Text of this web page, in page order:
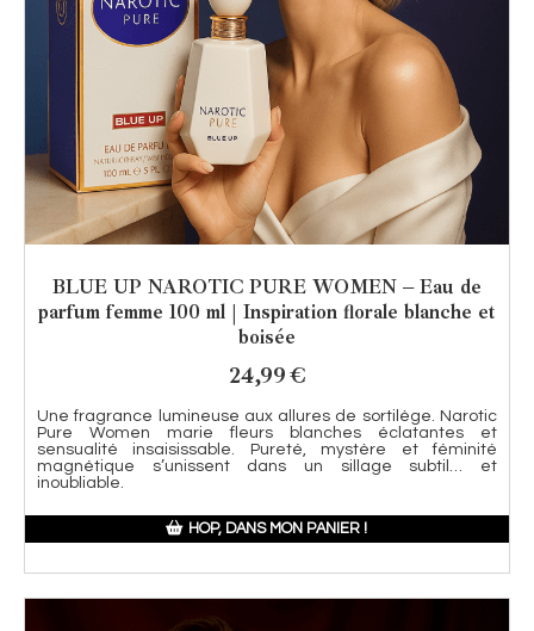
BLUE UP NAROTIC PURE WOMEN – Eau de
parfum femme 100 ml | Inspiration florale blanche et
boisée
24,99€
Une fragrance lumineuse aux allures de sortilège. Narotic
Pure Women marie fleurs blanches éclatantes et
sensualité insaisissable. Pureté, mystère et féminité
magnétique s’unissent dans un sillage subtil… et
inoubliable.
HOP, DANS MON PANIER !